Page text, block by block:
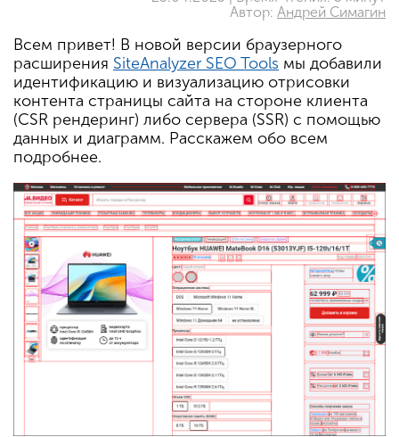
Автор: Андрей Симагин
Всем привет! В новой версии браузерного
расширения SiteAnalyzer SEO Tools мы добавили
идентификацию и визуализацию отрисовки
контента страницы сайта на стороне клиента
(CSR рендеринг) либо сервера (SSR) с помощью
данных и диаграмм. Расскажем обо всем
подробнее.